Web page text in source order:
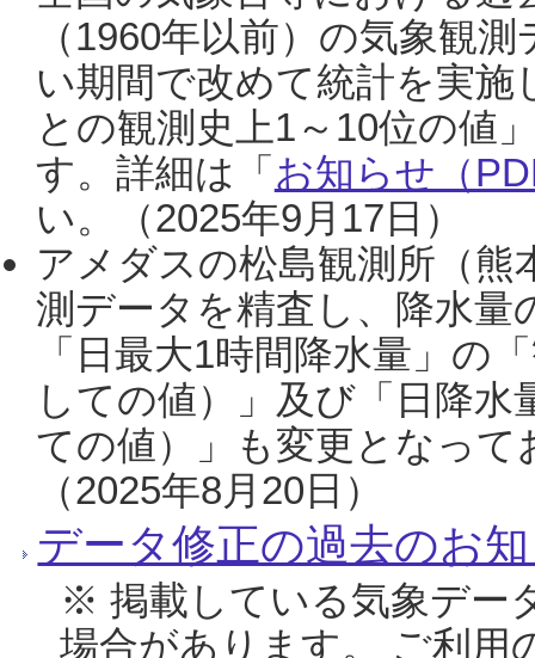
（1960年以前）の気象観
い期間で改めて統計を実
との観測史上1～10位の値
す。詳細は「 お知らせ（
い。（2025年9月17日）
アメダスの松島観測所（熊
測データを精査し、降水
「日最大1時間降水量」の
しての値）」及び「日降
ての値）」も変更となっ
（2025年8月20日）
データ修正の過去のお
※ 掲載している気象デー
場合があります。 ご利用